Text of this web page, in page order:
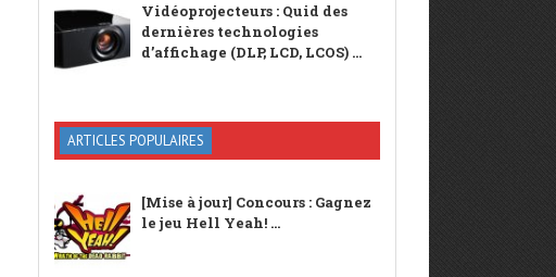
Vidéoprojecteurs : Quid des
dernières technologies
d’affichage (DLP, LCD, LCOS) ...
ARTICLES POPULAIRES
[Mise à jour] Concours : Gagnez
le jeu Hell Yeah! ...